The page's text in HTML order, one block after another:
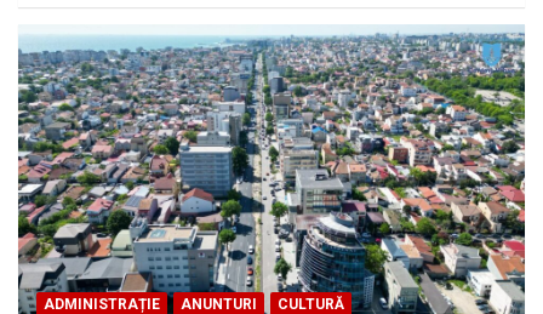
ADMINISTRAȚIE ANUNTURI CULTURĂ